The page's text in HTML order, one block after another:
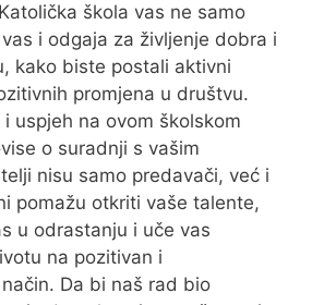
škola vas ne samo
i odgaja za življenje dobra i
kako biste postali aktivni
promjena u društvu.
uspjeh na ovom školskom
o suradnji s vašim
nisu samo predavači, već i
pomažu otkriti vaše talente,
u odrastanju i uče vas
na pozitivan i
Da bi naš rad bio